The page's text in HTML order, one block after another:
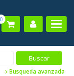
0
Busqueda avanzada